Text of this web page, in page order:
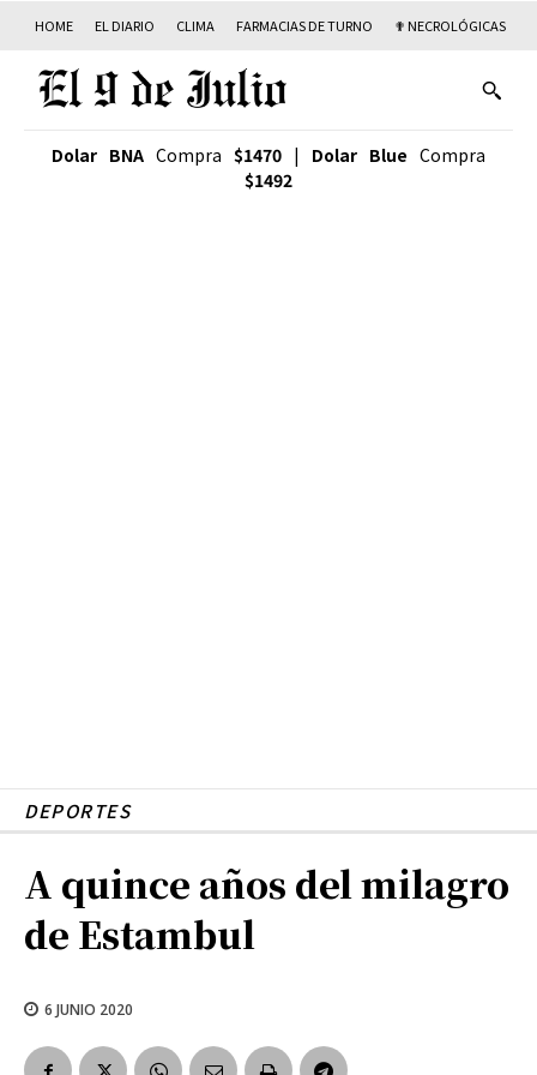
HOME EL DIARIO CLIMA FARMACIAS DE TURNO ✟ NECROLÓGICAS
Dolar BNA Compra $1470 | Dolar Blue Compra
$1492
DEPORTES
A quince años del milagro
de Estambul
6 JUNIO 2020